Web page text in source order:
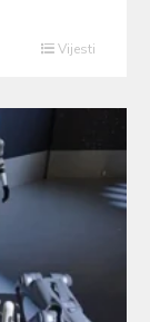
Vijesti